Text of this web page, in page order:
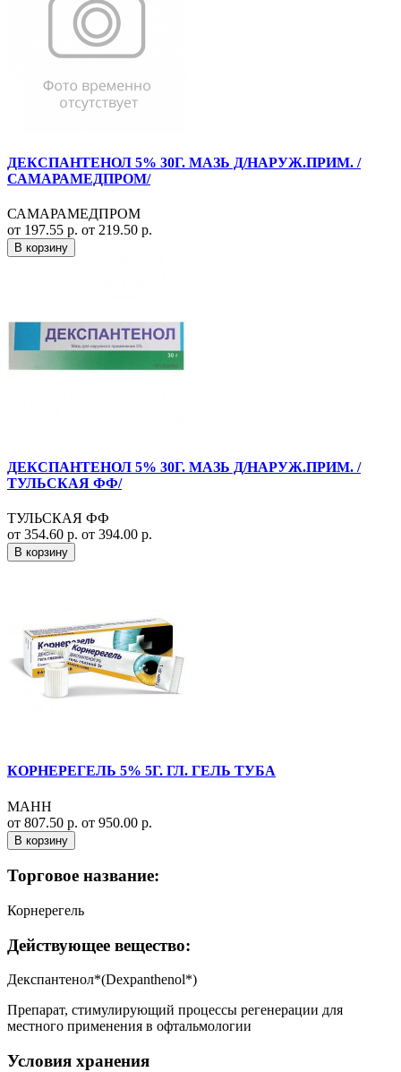
ДЕКСПАНТЕНОЛ 5% 30Г. МАЗЬ Д/НАРУЖ.ПРИМ. /
САМАРАМЕДПРОМ/
САМАРАМЕДПРОМ
от 197.55 р. от 219.50 р.
В корзину
ДЕКСПАНТЕНОЛ 5% 30Г. МАЗЬ Д/НАРУЖ.ПРИМ. /
ТУЛЬСКАЯ ФФ/
ТУЛЬСКАЯ ФФ
от 354.60 р. от 394.00 р.
В корзину
КОРНЕРЕГЕЛЬ 5% 5Г. ГЛ. ГЕЛЬ ТУБА
МАНН
от 807.50 р. от 950.00 р.
В корзину
Торговое название:
Корнерегель
Действующее вещество:
Декспантенол*(Dexpanthenol*)
Препарат, стимулирующий процессы регенерации для
местного применения в офтальмологии
Условия хранения